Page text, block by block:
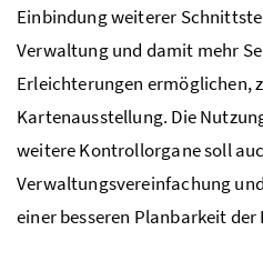
Einbindung weiterer
Verwaltung und damit mehr
Erleichterungen ermöglichen,
Kartenausstellung. Die
weitere Kontrollorgane soll
Verwaltungsvereinfachung
einer besseren Planbarkeit